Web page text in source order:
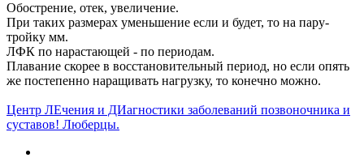
Обострение, отек, увеличение.
При таких размерах уменьшение если и будет, то на пару-
тройку мм.
ЛФК по нарастающей - по периодам.
Плавание скорее в восстановительный период, но если опять
же постепенно наращивать нагрузку, то конечно можно.
Центр ЛЕчения и ДИагностики заболеваний позвоночника и
суставов! Люберцы.